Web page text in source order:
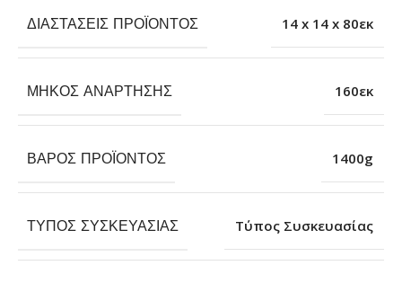
ΔΙΑΣΤΆΣΕΙΣ ΠΡΟΪΌΝΤΟΣ 14 x 14 x 80εκ
ΜΉΚΟΣ ΑΝΆΡΤΗΣΗΣ 160εκ
ΒΆΡΟΣ ΠΡΟΪΌΝΤΟΣ 1400g
ΤΎΠΟΣ ΣΥΣΚΕΥΑΣΊΑΣ Τύπος Συσκευασίας